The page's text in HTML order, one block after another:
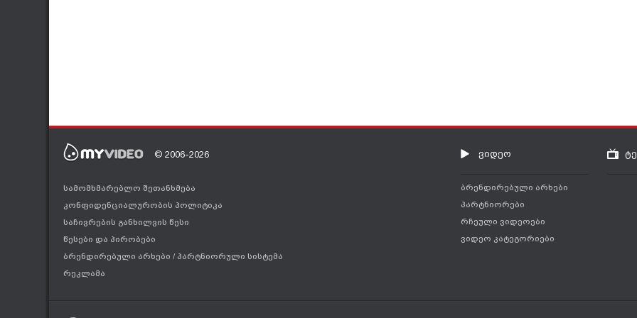
© 2006-2026
სამომხმარებლო შეთანხმება
კონფიდენციალურობის პოლიტიკა
საჩივრების განხილვის წესი
წესები და პირობები
ბრენდირებული არხები / პარტნიორული სისტემა
რეკლამა
ვიდეო
ბრენდირებული არხები
პარტნიორები
რჩეული ვიდეოები
ვიდეო კატეგორიები